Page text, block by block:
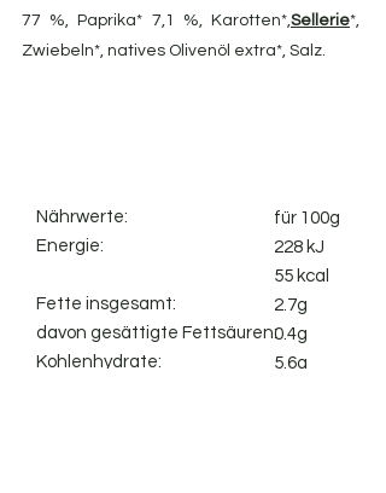
77 %, Paprika* 7,1 %, Karotten*,Sellerie*,
Zwiebeln*, natives Olivenöl extra*, Salz.
Nährwerte:
Energie:
Fette insgesamt:
davon gesättigte Fettsäuren:
Kohlenhydrate:
für 100g
228 kJ
55 kcal
2.7g
0.4g
5.6g